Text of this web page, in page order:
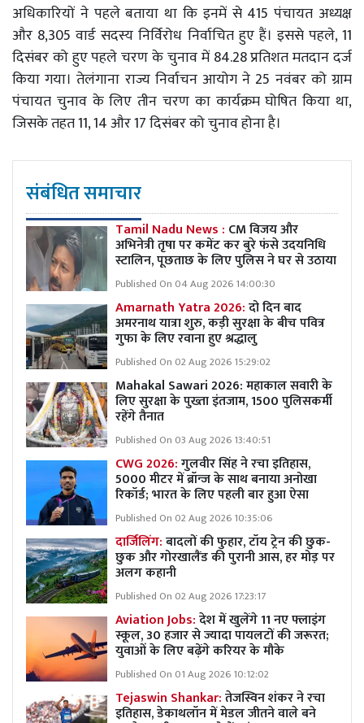
अधिकारियों ने पहले बताया था कि इनमें से 415 पंचायत अध्यक्ष
और 8,305 वार्ड सदस्य निर्विरोध निर्वाचित हुए हैं। इससे पहले, 11
दिसंबर को हुए पहले चरण के चुनाव में 84.28 प्रतिशत मतदान दर्ज
किया गया। तेलंगाना राज्य निर्वाचन आयोग ने 25 नवंबर को ग्राम
पंचायत चुनाव के लिए तीन चरण का कार्यक्रम घोषित किया था,
जिसके तहत 11, 14 और 17 दिसंबर को चुनाव होना है।
संबंधित समाचार
Tamil Nadu News : CM विजय और
अभिनेत्री तृषा पर कमेंट कर बुरे फंसे उदयनिधि
स्टालिन, पूछताछ के लिए पुलिस ने घर से उठाया
Published On 04 Aug 2026 14:00:30
Amarnath Yatra 2026:दो दिन बाद
अमरनाथ यात्रा शुरु, कड़ी सुरक्षा के बीच पवित्र
गुफा के लिए रवाना हुए श्रद्धालु
Published On 02 Aug 2026 15:29:02
Mahakal Sawari 2026: महाकाल सवारी के
लिए सुरक्षा के पुख्ता इंतजाम, 1500 पुलिसकर्मी
रहेंगे तैनात
Published On 03 Aug 2026 13:40:51
CWG 2026:गुलवीर सिंह ने रचा इतिहास,
5000 मीटर में ब्रॉन्ज के साथ बनाया अनोखा
रिकॉर्ड; भारत के लिए पहली बार हुआ ऐसा
Published On 02 Aug 2026 10:35:06
दार्जिलिंग:बादलों की फुहार, टॉय ट्रेन की छुक-
छुक और गोरखालैंड की पुरानी आस, हर मोड़ पर
अलग कहानी
Published On 02 Aug 2026 17:23:17
Aviation Jobs:देश में खुलेंगे 11 नए फ्लाइंग
स्कूल, 30 हजार से ज्यादा पायलटों की जरूरत;
युवाओं के लिए बढ़ेंगे करियर के मौके
Published On 01 Aug 2026 10:12:02
Tejaswin Shankar:तेजस्विन शंकर ने रचा
इतिहास, डेकाथलॉन में मेडल जीतने वाले बने